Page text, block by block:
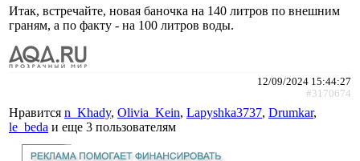
Итак, встречайте, новая баночка на 140 литров по внешним
граням, а по факту - на 100 литров воды.
12/09/2024 15:44:27
#3170674
Нравится n_Khady, Olivia_Kein, Lapyshka3737, Drumkar,
le_beda и еще 3 пользователям